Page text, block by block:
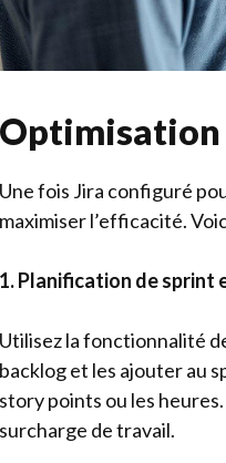
Optimisation
Une fois Jira configuré
maximiser l’efficacité.
1. Planification de sprint
Utilisez la fonctionnalité
backlog et les ajouter au
story points ou les
surcharge de travail.